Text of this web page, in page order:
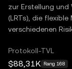
zur Erstellung und
(LRTs), die
verschiedenen
Protokoll-TVL
$88,31K Rang 168